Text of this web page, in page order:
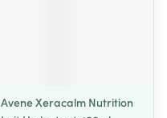
Avene Xeracalm Nutrition